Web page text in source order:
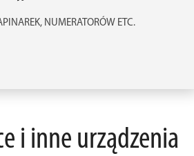
NUMERATORÓW ETC.
i inne urządzenia